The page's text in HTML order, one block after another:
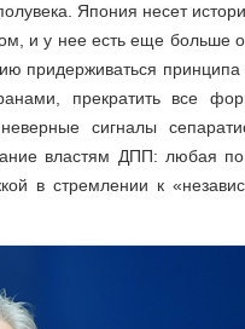
Япония несет
и у нее есть еще больше
придерживаться принципа
прекратить все
сигналы
властям ДПП: любая
в стремлении к